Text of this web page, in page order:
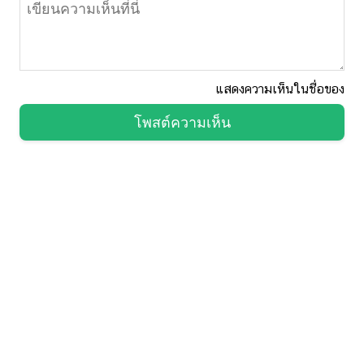
แสดงความเห็นในชื่อของ
โพสต์ความเห็น